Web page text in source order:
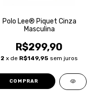
Polo Lee® Piquet Cinza
Masculina
R$299,90
2 x de R$149,95 sem juros
COMPRAR